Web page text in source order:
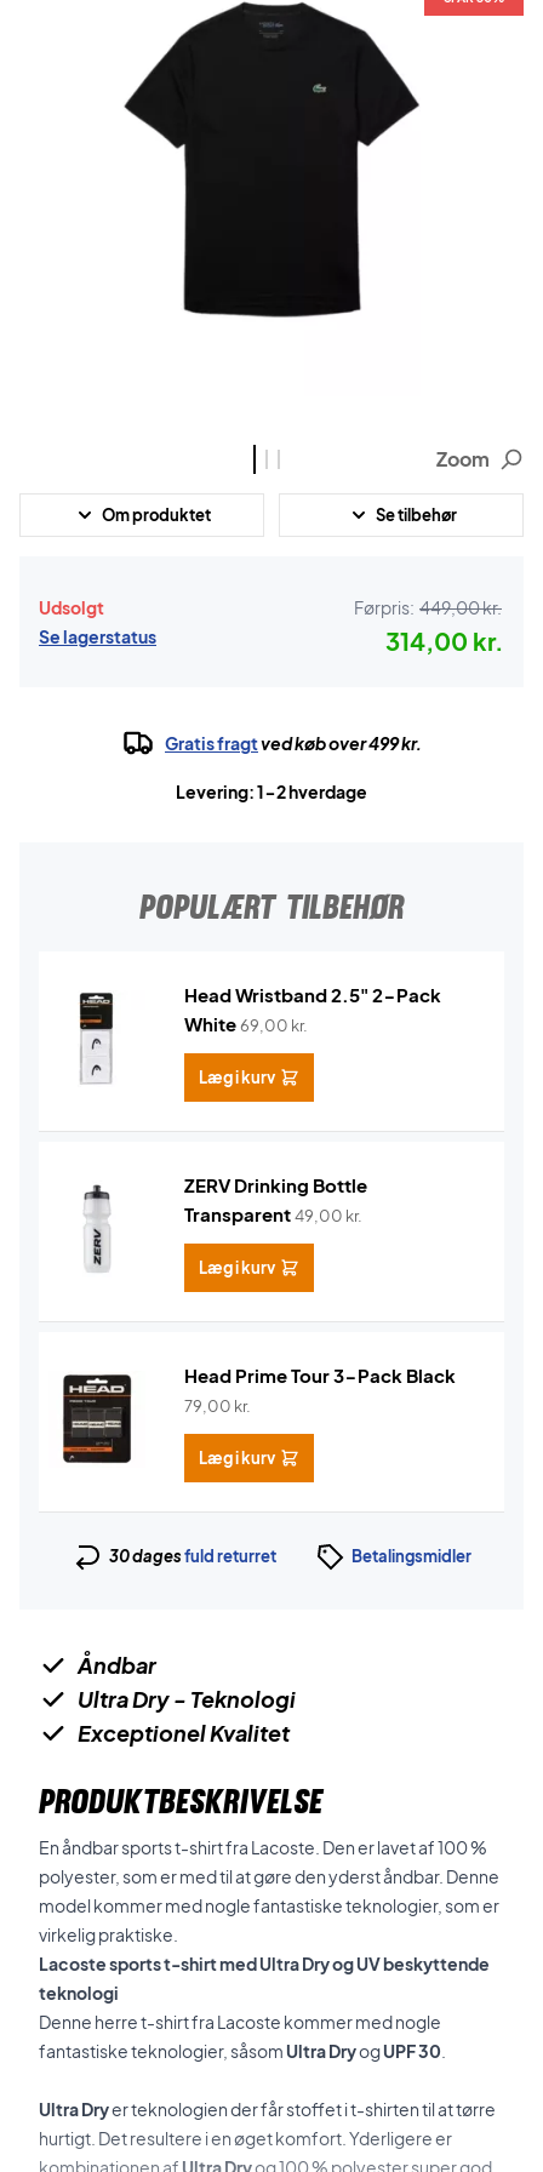
Zoom
Om produktet Se tilbehør
Udsolgt
Se lagerstatus
Førpris: 449,00 kr.
314,00 kr.
Gratis fragtved køb over 499 kr.
Levering: 1-2 hverdage
POPULÆRT TILBEHØR
Head Wristband 2.5" 2-Pack
White69,00 kr.
Læg i kurv
ZERV Drinking Bottle
Transparent49,00 kr.
Læg i kurv
Head Prime Tour 3-Pack Black
79,00 kr.
Læg i kurv
30 dagesfuld returret Betalingsmidler
Åndbar
Ultra Dry - Teknologi
Exceptionel Kvalitet
PRODUKTBESKRIVELSE
En åndbar sports t-shirt fra Lacoste. Den er lavet af 100 %
polyester, som er med til at gøre den yderst åndbar. Denne
model kommer med nogle fantastiske teknologier, som er
virkelig praktiske.
Lacoste sports t-shirt med Ultra Dry og UV beskyttende
teknologi
Denne herre t-shirt fra Lacoste kommer med nogle
fantastiske teknologier, såsom Ultra DryogUPF 30
Ultra Dryer teknologien der får stoffet i t-shirten til at tørre
hurtigt. Det resultere i en øget komfort. Yderligere er
kombinationen af Ultra Dryog 100 % polyester super god,